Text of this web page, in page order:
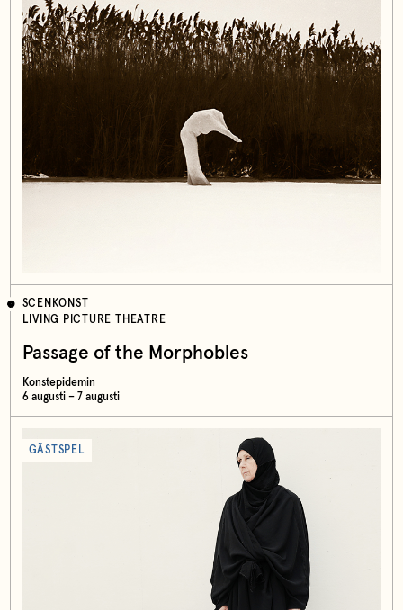
SCENKONST
LIVING PICTURE THEATRE
Passage of the Morphobles
Konstepidemin
6 augusti – 7 augusti
GÄSTSPEL